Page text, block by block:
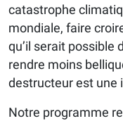
catastrophe
mondiale, faire
qu’il serait possible
rendre moins
destructeur est une
Notre programme